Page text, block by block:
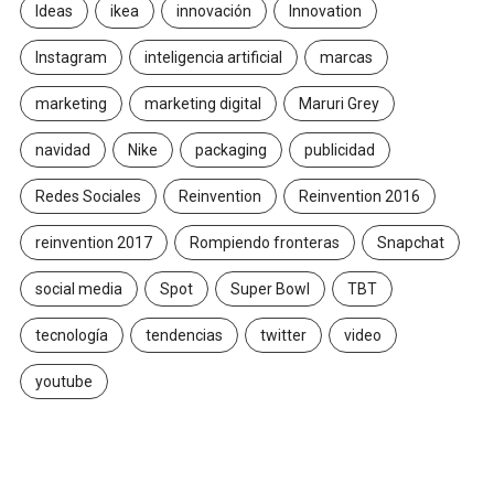
Ideas ikea innovación Innovation
Instagram inteligencia artificial marcas
marketing marketing digital Maruri Grey
navidad Nike packaging publicidad
Redes Sociales Reinvention Reinvention 2016
reinvention 2017 Rompiendo fronteras Snapchat
social media Spot Super Bowl TBT
tecnología tendencias twitter video
youtube